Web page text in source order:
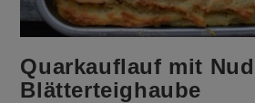
Quarkauflauf mit
Blätterteighaube